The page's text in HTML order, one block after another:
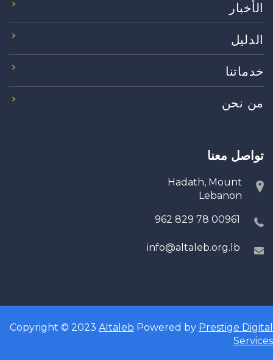
الأخبار
الدليل
خدماتنا
من نحن
تواصل معنا
Hadath, Mount
Lebanon
00961 78 829 962
info@altaleb.org.lb
Copyright © 2023 Altaleb Powered by Prestige Digital
Services